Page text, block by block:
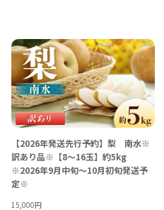
【2026年発送先行予約】梨 南水※
訳あり品※【8～16玉】約5kg
※2026年9月中旬～10月初旬発送予
定※
15,000円